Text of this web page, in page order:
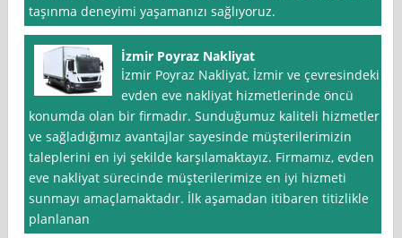
taşınma deneyimi yaşamanızı sağlıyoruz.
İzmir Poyraz Nakliyat
İzmir Poyraz Nakliyat, İzmir ve çevresindeki
evden eve nakliyat hizmetlerinde öncü
konumda olan bir firmadır. Sunduğumuz kaliteli hizmetler
ve sağladığımız avantajlar sayesinde müşterilerimizin
taleplerini en iyi şekilde karşılamaktayız. Firmamız, evden
eve nakliyat sürecinde müşterilerimize en iyi hizmeti
sunmayı amaçlamaktadır. İlk aşamadan itibaren titizlikle
planlanan